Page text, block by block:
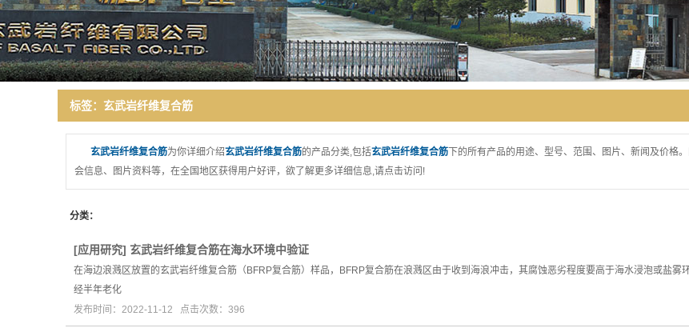
领导致辞
厂房环境
诚信报告
标签：玄武岩纤维复合筋
玄武岩纤维复合筋为你详细介绍玄武岩纤维复合筋的产品分类,包括玄武岩纤维复合筋 下的所有产品的用途、型号、范围、图片、新闻及价格
会信息、图片资料等，在全国地区获得用户好评，欲了解更多详细信息,请点击访问!
分类：
[应用研究] 玄武岩纤维复合筋在海水环境中验证
在海边浪溅区放置的玄武岩纤维复合筋（BFRP复合筋）样品，BFRP复合筋在浪溅区由于收到海浪冲击，其腐蚀恶劣程度要高于海水浸泡或盐
经半年老化
发布时间：2022-11-12 点击次数：396